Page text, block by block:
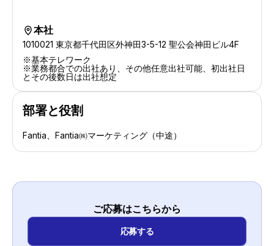
location-s本社
1010021 東京都千代田区外神田3-5-12 聖公会神田ビル4F
※基本テレワーク
※業務都合での出社あり、その他任意出社可能、初出社日
とその後数日は出社想定
部署と役割
Fantia、Fantia㈱マーケティング（中途）
ご応募はこちらから
応募する